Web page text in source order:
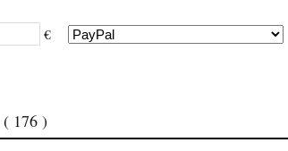
€
( 176 )